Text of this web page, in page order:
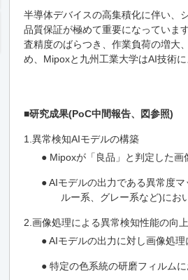
半導体デバイスの高集積化に伴い、
品質保証が極めて重要になっていま
査精度のばらつき、作業負荷の増大
め、Mipoxと九州工業大学はAI技術
■研究成果(PoC中間報告、図参照)
1.異常検知AIモデルの構築
● Mipoxが「良品」と判定した画
● AIモデルの出力である異常度
ルー系、グレー系など)にお
2.画像処理による異常検知性能の向上
● AIモデルの出力に対し画像処理
● 特定の色系統の研磨フィルム